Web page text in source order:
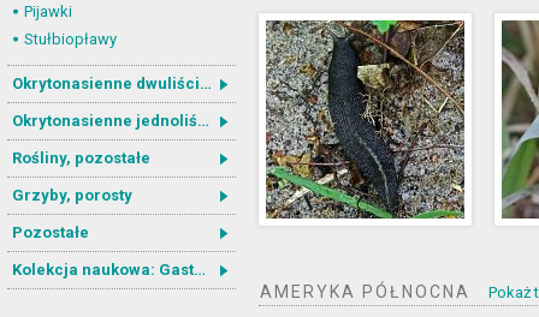
Pijawki
Stułbiopławy
Okrytonasienne dwuliścienne
Okrytonasienne jednoliścienne
Rośliny, pozostałe
Grzyby, porosty
Pozostałe
Kolekcja naukowa: Gastrotricha
AMERYKA PÓŁNOCNA Pokaż